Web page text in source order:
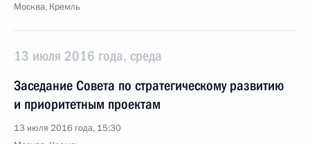
Москва, Кремль
13 июля 2016 года, среда
Заседание Совета по стратегическому развитию
и приоритетным проектам
13 июля 2016 года, 15:30